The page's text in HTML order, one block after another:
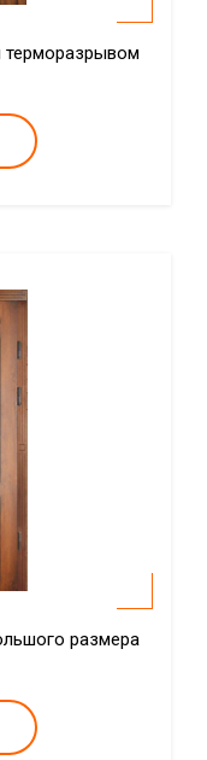
терморазрывом
размера